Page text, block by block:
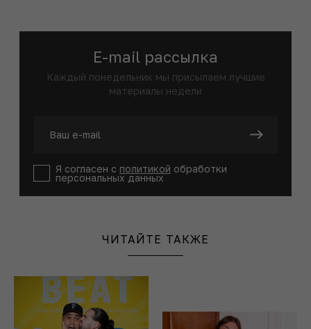
E-mail рассылка
Каждый понедельник мы присылаем лучшие
материалы недели
Я согласен с политикой обработки
персональных данных
ЧИТАЙТЕ ТАКЖЕ